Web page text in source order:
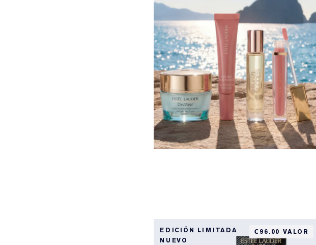
EDICIÓN LIMITADA
NUEVO
€96.00 VALOR